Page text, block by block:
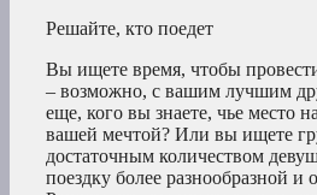
Решайте, кто поедет
Вы ищете время, чтобы
– возможно, с вашим лучшим
еще, кого вы знаете, чье место
вашей мечтой? Или вы ищете
достаточным количеством
поездку более разнообразной и